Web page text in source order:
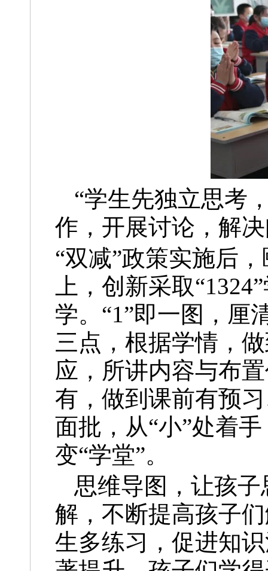
“学生先独立思考
作，开展讨论，解
“双减”政策实施后
上，创新采取
学。“1”即一图，厘
三点，根据学情，
应，所讲内容与布
有，做到课前有预
面批，从“小”处着
变“学堂”。
思维导图，让孩
解，不断提高孩子
生多练习，促进知